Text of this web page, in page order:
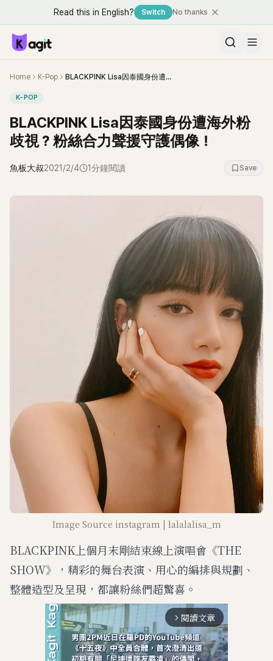
Read this in English? Switch No thanks
Home K-Pop BLACKPINK Lisa因泰國身份遭海外粉歧視？粉絲合力聲援守護偶像！
K-POP
BLACKPINK Lisa因泰國身份遭海外粉
歧視？粉絲合力聲援守護偶像！
魚板大叔2021/2/4 1分鐘閱讀 Save
Image Source instagram | lalalalisa_m
BLACKPINK上個月末剛結束線上演唱會《THE
SHOW》，精彩的舞台表演、用心的編排與規劃、
整體造型及呈現，都讓粉絲們超驚喜。
arrow_forward_ios 閱讀文章